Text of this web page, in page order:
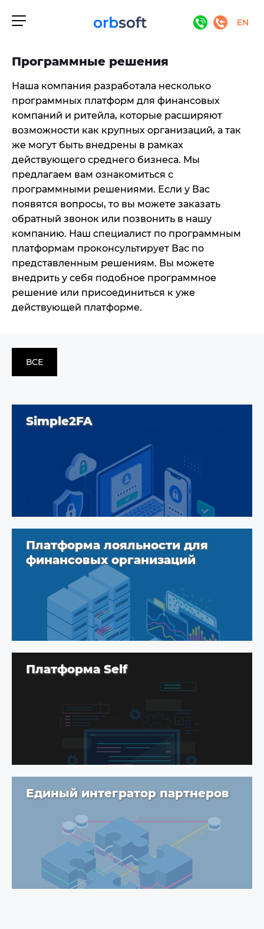
EN
Программные решения
Наша компания разработала несколько
программных платформ для финансовых
компаний и ритейла, которые расширяют
возможности как крупных организаций, а так
же могут быть внедрены в рамках
действующего среднего бизнеса. Мы
предлагаем вам ознакомиться с
программными решениями. Если у Вас
появятся вопросы, то вы можете заказать
обратный звонок или позвонить в нашу
компанию. Наш специалист по программным
платформам проконсультирует Вас по
представленным решениям. Вы можете
внедрить у себя подобное программное
решение или присоединиться к уже
действующей платформе.
ВСЕ
Simple2FA
Платформа лояльности для
финансовых организаций
Платформа Self
Единый интегратор партнеров